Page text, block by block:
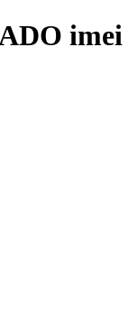
imei